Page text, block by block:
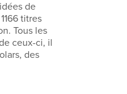
de
titres
Tous les
ceux-ci, il
des